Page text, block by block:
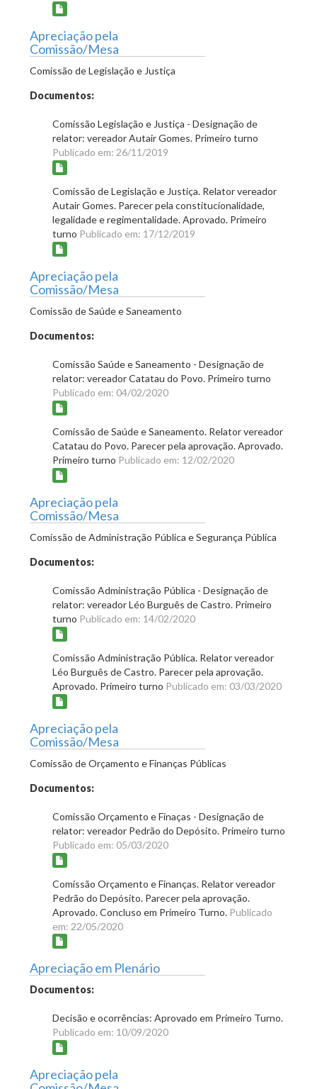
Apreciação pela
Comissão/Mesa
Comissão de Legislação e Justiça
Documentos:
Comissão Legislação e Justiça - Designação de
relator: vereador Autair Gomes. Primeiro turno
Publicado em: 26/11/2019
Comissão de Legislação e Justiça. Relator vereador
Autair Gomes. Parecer pela constitucionalidade,
legalidade e regimentalidade. Aprovado. Primeiro
turno Publicado em: 17/12/2019
Apreciação pela
Comissão/Mesa
Comissão de Saúde e Saneamento
Documentos:
Comissão Saúde e Saneamento - Designação de
relator: vereador Catatau do Povo. Primeiro turno
Publicado em: 04/02/2020
Comissão de Saúde e Saneamento. Relator vereador
Catatau do Povo. Parecer pela aprovação. Aprovado.
Primeiro turno Publicado em: 12/02/2020
Apreciação pela
Comissão/Mesa
Comissão de Administração Pública e Segurança Pública
Documentos:
Comissão Administração Pública - Designação de
relator: vereador Léo Burguês de Castro. Primeiro
turno Publicado em: 14/02/2020
Comissão Administração Pública. Relator vereador
Léo Burguês de Castro. Parecer pela aprovação.
Aprovado. Primeiro turno Publicado em: 03/03/2020
Apreciação pela
Comissão/Mesa
Comissão de Orçamento e Finanças Públicas
Documentos:
Comissão Orçamento e Finaças - Designação de
relator: vereador Pedrão do Depósito. Primeiro turno
Publicado em: 05/03/2020
Comissão Orçamento e Finanças. Relator vereador
Pedrão do Depósito. Parecer pela aprovação.
Aprovado. Concluso em Primeiro Turno. Publicado
em: 22/05/2020
Apreciação em Plenário
Documentos:
Decisão e ocorrências: Aprovado em Primeiro Turno.
Publicado em: 10/09/2020
Apreciação pela